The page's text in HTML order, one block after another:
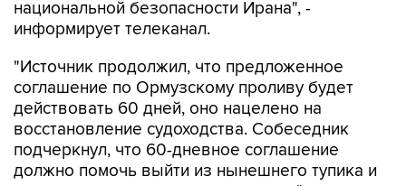
"Источник продолжил, что предложенное
действовать 60 дней, оно нацелено на
восстановление судоходства. Собеседник
подчеркнул, что 60-дневное соглашение
должно помочь выйти из нынешнего тупика и
запустить технические переговоры", -
отмечает "Аль-Арабийя".